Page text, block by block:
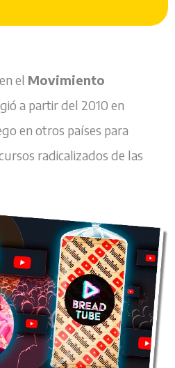
el Movimiento
a partir del 2010 en
en otros países para
radicalizados de las